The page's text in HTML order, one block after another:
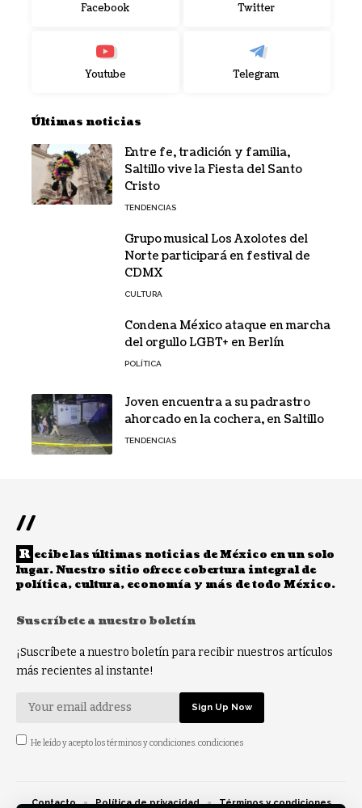
Facebook Twitter
Youtube Telegram
Últimas noticias
Entre fe, tradición y familia,
Saltillo vive la Fiesta del Santo
Cristo
TENDENCIAS
Grupo musical Los Axolotes del
Norte participará en festival de
CDMX
CULTURA
Condena México ataque en marcha
del orgullo LGBT+ en Berlín
POLÍTICA
Joven encuentra a su padrastro
ahorcado en la cochera, en Saltillo
TENDENCIAS
//
R ecibe las últimas noticias de México en un solo
lugar. Nuestro sitio ofrece cobertura integral de
política, cultura, economía y más de todo México.
Suscríbete a nuestro boletín
¡Suscríbete a nuestro boletín para recibir nuestros artículos
más recientes al instante!
He leído y acepto los términos y condiciones. condiciones
Contacto Política de privacidad Términos y condiciones